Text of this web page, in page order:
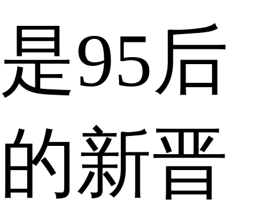
是95后
的新晋